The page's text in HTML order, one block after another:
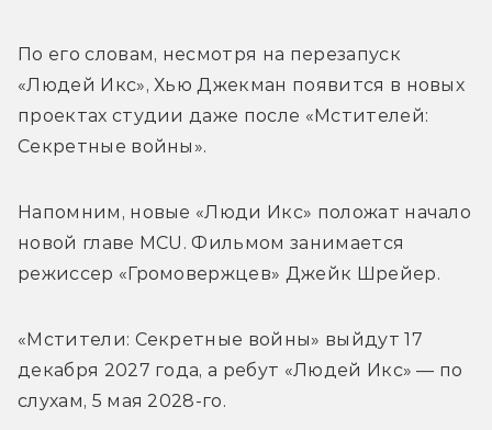
По его словам, несмотря на перезапуск
«Людей Икс», Хью Джекман появится в новых
проектах студии даже после «Мстителей:
Секретные войны».
Напомним, новые «Люди Икс» положат начало
новой главе MCU. Фильмом занимается
режиссер «Громовержцев» Джейк Шрейер.
«Мстители: Секретные войны» выйдут 17
декабря 2027 года, а ребут «Людей Икс» — по
слухам, 5 мая 2028-го.